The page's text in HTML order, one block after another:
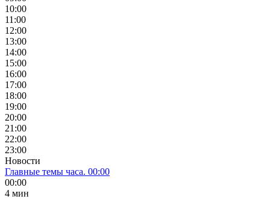
10:00
11:00
12:00
13:00
14:00
15:00
16:00
17:00
18:00
19:00
20:00
21:00
22:00
23:00
Новости
Главные темы часа. 00:00
00:00
4 мин